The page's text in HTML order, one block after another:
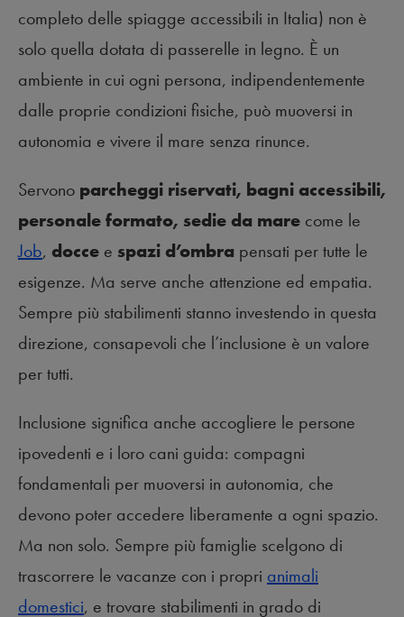
completo delle spiagge accessibili in Italia) non è
solo quella dotata di passerelle in legno. È un
ambiente in cui ogni persona, indipendentemente
dalle proprie condizioni fisiche, può muoversi in
autonomia e vivere il mare senza rinunce.
Servono parcheggi riservati, bagni accessibili,
personale formato, sedie da mare come le
Job, docce e spazi d’ombra pensati per tutte le
esigenze. Ma serve anche attenzione ed empatia.
Sempre più stabilimenti stanno investendo in questa
direzione, consapevoli che l’inclusione è un valore
per tutti.
Inclusione significa anche accogliere le persone
ipovedenti e i loro cani guida: compagni
fondamentali per muoversi in autonomia, che
devono poter accedere liberamente a ogni spazio.
Ma non solo. Sempre più famiglie scelgono di
trascorrere le vacanze con i propri animali
domestici, e trovare stabilimenti in grado di